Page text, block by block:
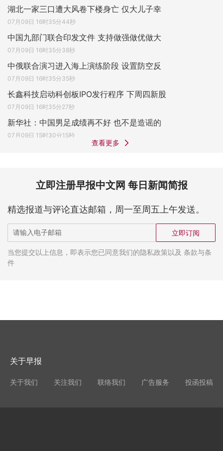
湖北一家三口遭大风卷下楼身亡 仅大儿子幸
07月09日 16时35分44秒
中国九部门联合印发文件 支持做强做优做大
07月09日 16时35分38秒
中俄联合演习进入海上演练阶段 设置防空反
07月09日 16时35分35秒
长鑫科技启动科创板IPO发行程序 下周四新股
07月09日 16时35分27秒
新华社：中国男足成绩再不好 也不是造谣的
07月09日 15时30分15秒
查看更多
立即注册早报中文网 每日新闻简报
精选报道与评论直达邮箱，周一至周五上午发送。
立即订阅
当您提交以上信息，即表示您已同意我们的隐私政策以及 条款与条
件
关于早报
关于我们 关注我们 联络我们 广告服务 投函投稿